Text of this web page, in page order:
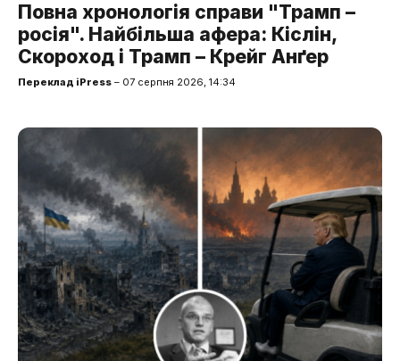
Повна хронологія справи "Трамп –
росія". Найбільша афера: Кіслін,
Скороход і Трамп – Крейг Анґер
Переклад iPress – 07 серпня 2026, 14:34